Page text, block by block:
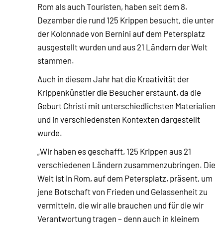
Rom als auch Touristen, haben seit dem 8.
Dezember die rund 125 Krippen besucht, die unter
der Kolonnade von Bernini auf dem Petersplatz
ausgestellt wurden und aus 21 Ländern der Welt
stammen.
Auch in diesem Jahr hat die Kreativität der
Krippenkünstler die Besucher erstaunt, da die
Geburt Christi mit unterschiedlichsten Materialien
und in verschiedensten Kontexten dargestellt
wurde.
„Wir haben es geschafft, 125 Krippen aus 21
verschiedenen Ländern zusammenzubringen. Die
Welt ist in Rom, auf dem Petersplatz, präsent, um
jene Botschaft von Frieden und Gelassenheit zu
vermitteln, die wir alle brauchen und für die wir
Verantwortung tragen – denn auch in kleinem